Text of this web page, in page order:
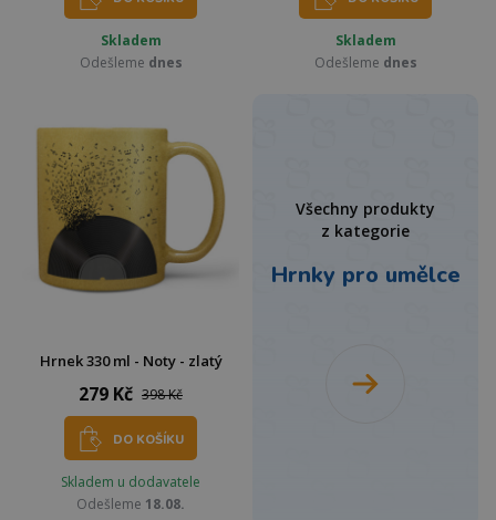
Skladem
Odešleme dnes
Skladem
Odešleme dnes
Hrnek 330 ml - Noty - zlatý
279 Kč 398 Kč
DO KOŠÍKU
Skladem u dodavatele
Odešleme 18.08.
Všechny produkty
z kategorie
Hrnky pro umělce